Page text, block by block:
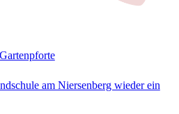
am Niersenberg wieder ein